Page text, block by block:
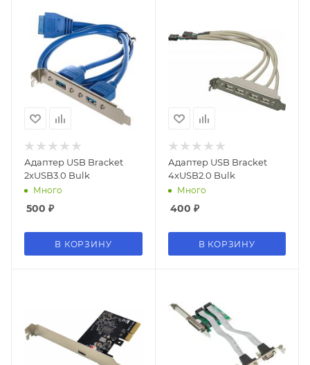
Адаптер USB Bracket
2xUSB3.0 Bulk
Много
500 ₽
В КОРЗИНУ
Адаптер USB Bracket
4xUSB2.0 Bulk
Много
400 ₽
В КОРЗИНУ